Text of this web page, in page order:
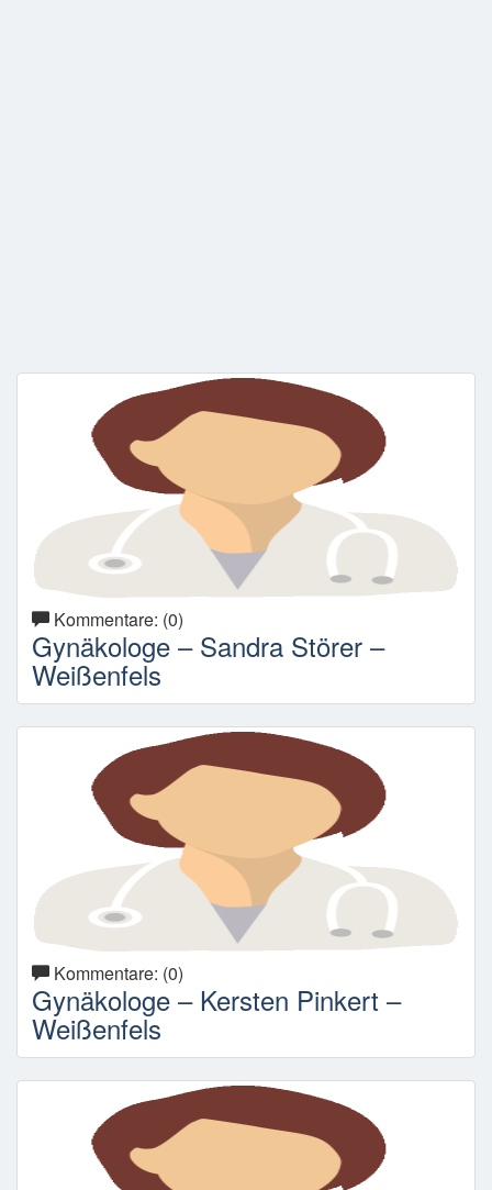
Kommentare: (0)
Gynäkologe – Sandra Störer –
Weißenfels
Kommentare: (0)
Gynäkologe – Kersten Pinkert –
Weißenfels